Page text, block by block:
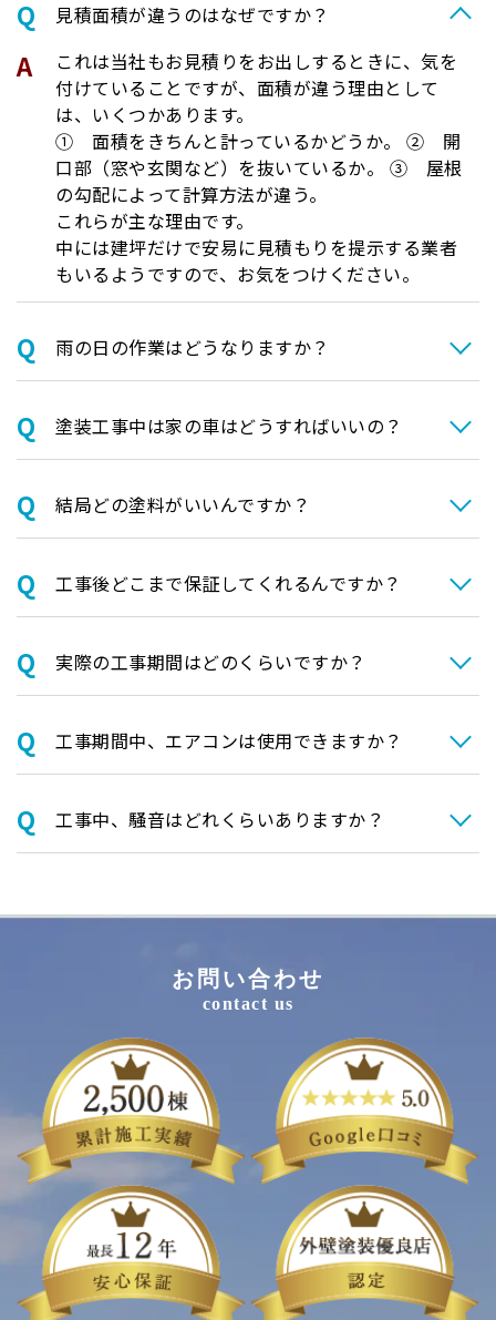
⾒積⾯積が違うのはなぜですか？
これは当社もお見積りをお出しするときに、気を
付けていることですが、面積が違う理由として
は、いくつかあります。
① 面積をきちんと計っているかどうか。 ② 開
口部（窓や玄関など）を抜いているか。 ③ 屋根
の勾配によって計算方法が違う。
これらが主な理由です。
中には建坪だけで安易に見積もりを提示する業者
もいるようですので、お気をつけください。
⾬の日の作業はどうなりますか？
塗装⼯事中は家の⾞はどうすればいいの？
結局どの塗料がいいんですか？
⼯事後どこまで保証してくれるんですか？
実際の⼯事期間はどのくらいですか？
⼯事期間中、エアコンは使⽤できますか？
⼯事中、騒⾳はどれくらいありますか？
お問い合わせ
contact us